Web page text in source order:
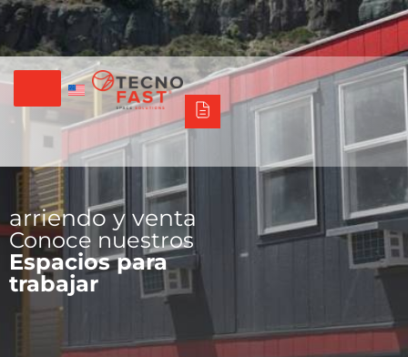
Síguenos +56 2 27905000+56 9 3469 5135
Tecno Fast Perú AlcoTriumph BalatTecno Panel
arriendo y venta
Conoce nuestros
Espacios para
trabajar